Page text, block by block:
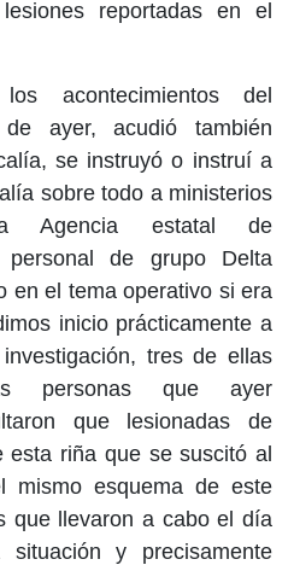
reportadas en el
acontecimientos del
ayer, acudió también
se instruyó o instruí a
sobre todo a ministerios
Agencia estatal de
personal de grupo Delta
en el tema operativo si era
inicio prácticamente a
tres de ellas
personas que ayer
que lesionadas de
esta riña que se suscitó al
mismo esquema de este
que llevaron a cabo el día
y precisamente